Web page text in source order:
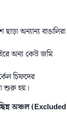
ছাড়া অন্যান্য বাঙালিরা
অন্য কেউ জমি
চিফদের
শুরু হয়।
অঞ্চল (Excluded